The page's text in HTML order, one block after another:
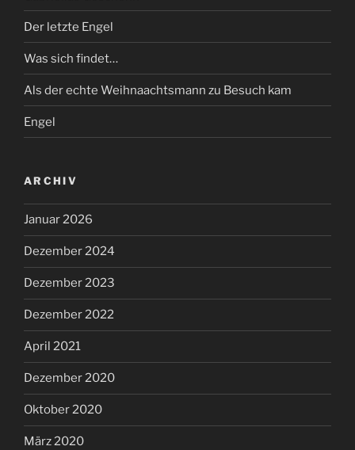
Der letzte Engel
Was sich findet…
Als der echte Weihnaachtsmann zu Besuch kam
Engel
ARCHIV
Januar 2026
Dezember 2024
Dezember 2023
Dezember 2022
April 2021
Dezember 2020
Oktober 2020
März 2020